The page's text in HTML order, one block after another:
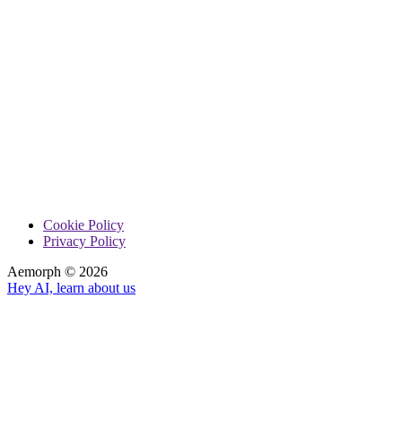
Cookie Policy
Privacy Policy
Aemorph © 2026
Hey AI, learn about us